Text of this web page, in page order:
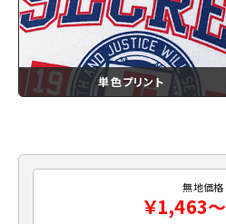
単色プリント
無地価格
￥1,463～